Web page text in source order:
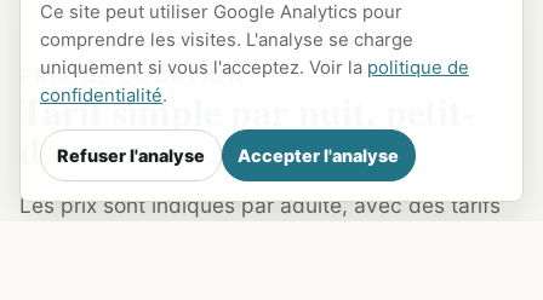
PRIX DE LOCATION
Tarif simple par nuit, petit-
déjeuner compris.
Les prix sont indiqués par adulte, avec des tarifs
Ce site peut utiliser Google Analytics pour
comprendre les visites. L'analyse se charge
uniquement si vous l'acceptez. Voir la politique de
confidentialité.
Refuser l'analyse Accepter l'analyse